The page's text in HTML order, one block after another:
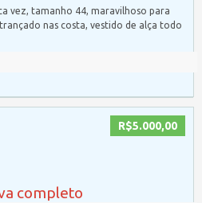
vez, tamanho 44, maravilhoso para
nas costa, vestido de alça todo
R$5.000,00
completo